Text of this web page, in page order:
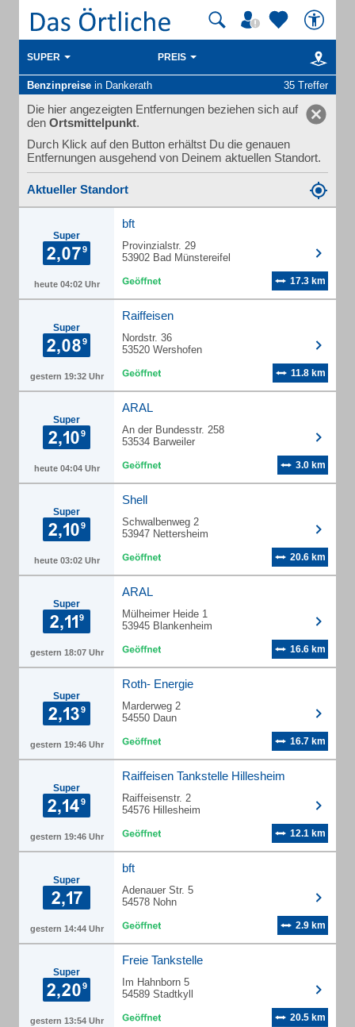
SUPER PREIS
Benzinpreise in Dankerath 35 Treffer
Die hier angezeigten Entfernungen beziehen sich auf
den Ortsmittelpunkt.
Durch Klick auf den Button erhältst Du die genauen
Entfernungen ausgehend von Deinem aktuellen Standort.
Aktueller Standort
Super
heute 04:02 Uhr
bft
Provinzialstr. 29
53902 Bad Münstereifel
17.3 km
Super
gestern 19:32 Uhr
Raiffeisen
Nordstr. 36
53520 Wershofen
11.8 km
Super
heute 04:04 Uhr
ARAL
An der Bundesstr. 258
53534 Barweiler
3.0 km
Super
heute 03:02 Uhr
Shell
Schwalbenweg 2
53947 Nettersheim
20.6 km
Super
gestern 18:07 Uhr
ARAL
Mülheimer Heide 1
53945 Blankenheim
16.6 km
Super
gestern 19:46 Uhr
Roth- Energie
Marderweg 2
54550 Daun
16.7 km
Super
gestern 19:46 Uhr
Raiffeisen Tankstelle Hillesheim
Raiffeisenstr. 2
54576 Hillesheim
12.1 km
Super
gestern 14:44 Uhr
bft
Adenauer Str. 5
54578 Nohn
2.9 km
Super
gestern 13:54 Uhr
Freie Tankstelle
Im Hahnborn 5
54589 Stadtkyll
20.5 km